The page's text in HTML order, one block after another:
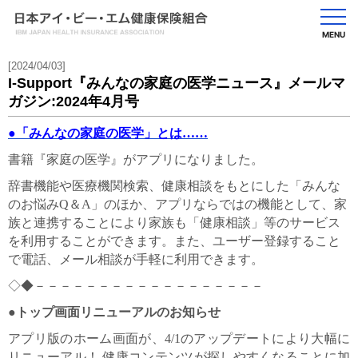
MENU
[2024/04/03]
I-Support『みんなの家庭の医学ニュース』メールマ
ガジン:2024年4月号
● 「みんなの家庭の医学」とは……
書籍『家庭の医学』がアプリになりました。
辞書機能や医療機関検索、健康相談をもとにした「みんな
のお悩みQ＆A」のほか、アプリならではの機能として、家
族と連携することにより家族も「健康相談」等のサービス
を利用することができます。また、ユーザー登録すること
で電話、メール相談が手軽に利用できます。
◇◆－－－－－－－－－－－－－－－－－－
● トップ画面リニューアルのお知らせ
アプリ版のホーム画面が、4/1のアップデートにより大幅に